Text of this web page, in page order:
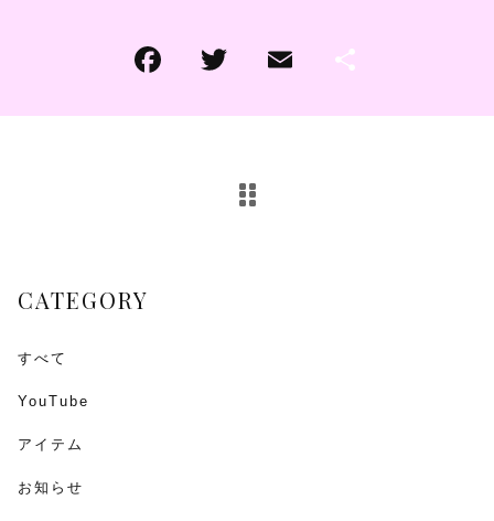
CATEGORY
すべて
YouTube
アイテム
お知らせ